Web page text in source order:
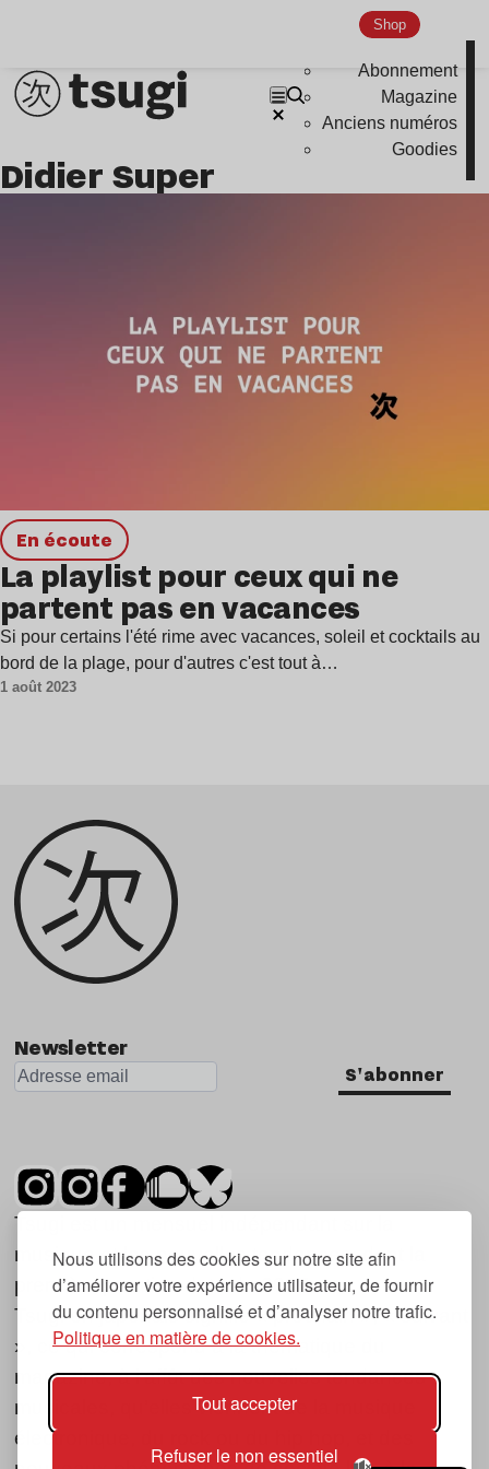
Nous utilisons des cookies sur notre site afin
d’améliorer votre expérience utilisateur, de fournir
du contenu personnalisé et d’analyser notre trafic.
Politique en matière de cookies.
Tout accepter
Refuser le non essentiel
Shop
Abonnement
Magazine
Anciens numéros
Goodies
Didier Super
en écoute
La playlist pour ceux qui ne
partent pas en vacances
Si pour certains l'été rime avec vacances, soleil et cocktails au
bord de la plage, pour d'autres c'est tout à…
1 août 2023
Newsletter
S'abonner
Tsugi est un mensuel indépendant sur la
musique et les nouvelles tendances, dont la
première parution date de 2007.
Tsugi en japonais signifie « prochain », « suivant
», ce qui correspond à la thématique du
magazine, à l’affût des nouvelles tendances
musicales, qu’elles viennent de la musique
électronique, du rock ou du hip hop, et des